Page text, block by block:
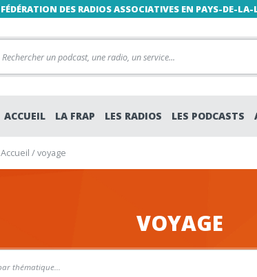
FÉDÉRATION DES RADIOS ASSOCIATIVES EN PAYS-DE-LA-
ACCUEIL LA FRAP LES RADIOS LES PODCASTS
Accueil /voyage
VOYAGE